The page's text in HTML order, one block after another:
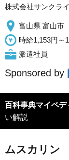
株式会社サンクラ
富山県 富山市
時給1,153円～
派遣社員
Sponsored by
百科事典マイペデ
い解説
ムスカリン